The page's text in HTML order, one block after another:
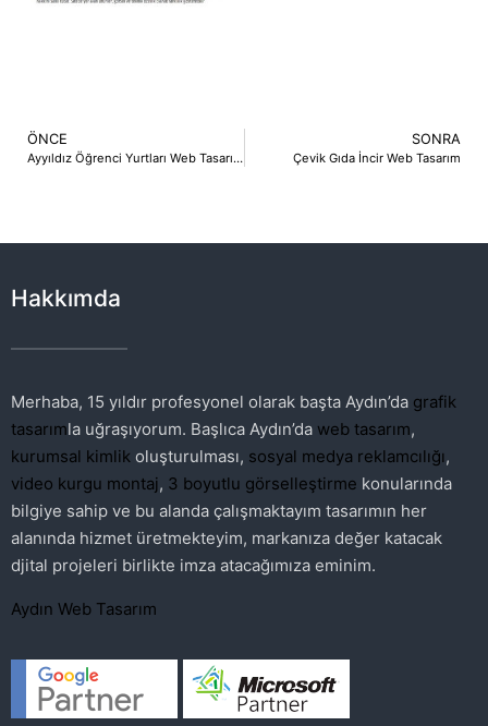
ÖNCE
Ayyıldız Öğrenci Yurtları Web Tasarım
SONRA
Çevik Gıda İncir Web Tasarım
Hakkımda
Merhaba, 15 yıldır profesyonel olarak başta Aydın’da grafik
tasarımla uğraşıyorum. Başlıca Aydın’da web tasarım,
kurumsal kimlik oluşturulması, sosyal medya reklamcılığı,
video kurgu montaj, 3 boyutlu görselleştirme konularında
bilgiye sahip ve bu alanda çalışmaktayım tasarımın her
alanında hizmet üretmekteyim, markanıza değer katacak
djital projeleri birlikte imza atacağımıza eminim.
Aydın Web Tasarım